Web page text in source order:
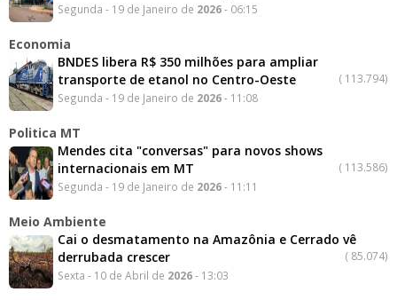
Segunda - 19 de Janeiro de 2026- 06:15
Economia
BNDES libera R$ 350 milhões para ampliar
transporte de etanol no Centro-Oeste
( 113.794)
Segunda - 19 de Janeiro de 2026- 11:08
Politica MT
Mendes cita "conversas" para novos shows
internacionais em MT
( 113.586)
Segunda - 19 de Janeiro de 2026- 11:11
Meio Ambiente
Cai o desmatamento na Amazônia e Cerrado vê
derrubada crescer
( 85.074)
Sexta - 10 de Abril de 2026- 13:03